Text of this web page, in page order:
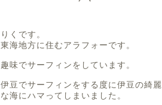
りくです。
東海地方に住むアラフォーです。
趣味でサーフィンをしています。
伊豆でサーフィンをする度に伊豆の綺麗
な海にハマってしまいました。